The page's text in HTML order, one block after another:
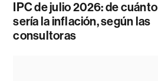
IPC de julio 2026: de cuánto
sería la inflación, según las
consultoras